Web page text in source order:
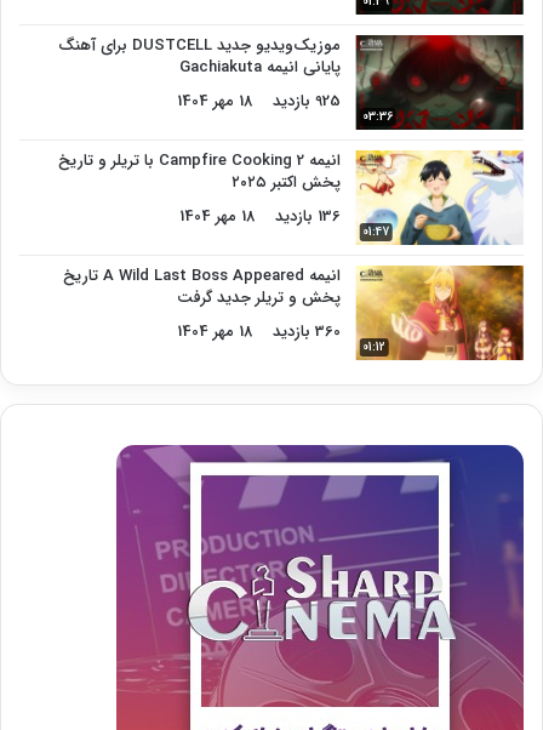
03:36
موزیک‌ویدیو جدید DUSTCELL برای آهنگ
پایانی انیمه Gachiakuta
925 بازدید
18 مهر 1404
01:47
انیمه Campfire Cooking 2 با تریلر و تاریخ
پخش اکتبر ۲۰۲۵
136 بازدید
18 مهر 1404
01:12
انیمه A Wild Last Boss Appeared تاریخ
پخش و تریلر جدید گرفت
360 بازدید
18 مهر 1404